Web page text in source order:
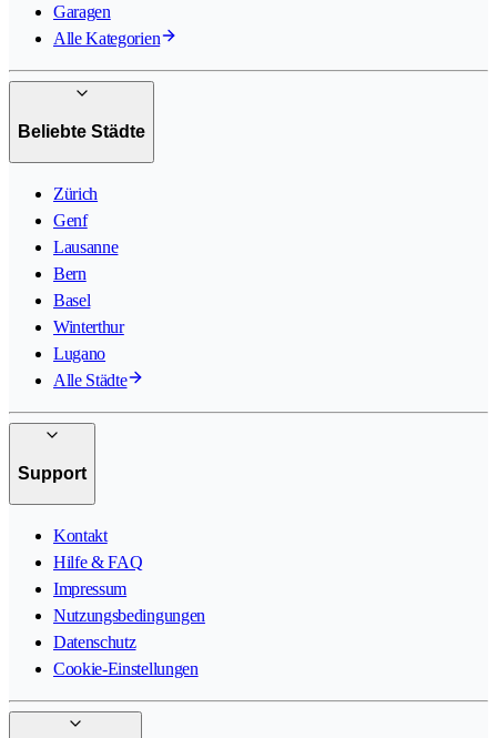
Garagen
Alle Kategorien
Beliebte Städte
Zürich
Genf
Lausanne
Bern
Basel
Winterthur
Lugano
Alle Städte
Support
Kontakt
Hilfe & FAQ
Impressum
Nutzungsbedingungen
Datenschutz
Cookie-Einstellungen